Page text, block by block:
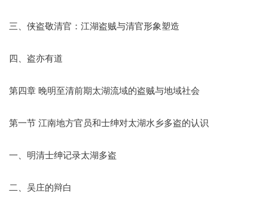
三、侠盗敬清官：江湖盗贼与清官形象塑造
四、盗亦有道
第四章 晚明至清前期太湖流域的盗贼与地域社会
第一节 江南地方官员和士绅对太湖水乡多盗的认识
一、明清士绅记录太湖多盗
二、吴庄的辩白